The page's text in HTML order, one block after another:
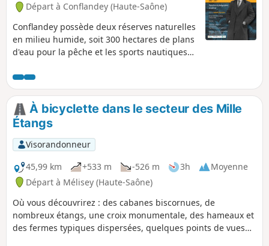
Départ à Conflandey (Haute-Saône)
Conflandey possède deux réserves naturelles
en milieu humide, soit 300 hectares de plans
d'eau pour la pêche et les sports nautiques
protection de chauves-souris.
À bicyclette dans le secteur des Mille
Étangs
Visorandonneur
45,99 km
+533 m -526 m 3h
Moyenne
Départ à Mélisey (Haute-Saône)
Où vous découvrirez : des cabanes biscornues, de
nombreux étangs, une croix monumentale, des hameaux et
des fermes typiques dispersées, quelques points de vues